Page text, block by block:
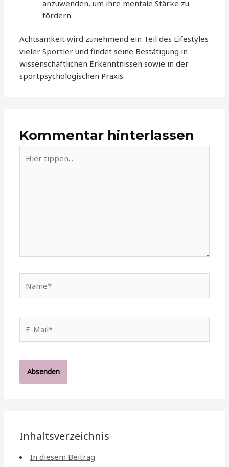
anzuwenden, um ihre mentale Stärke zu
fördern.
Achtsamkeit wird zunehmend ein Teil des Lifestyles
vieler Sportler und findet seine Bestätigung in
wissenschaftlichen Erkenntnissen sowie in der
sportpsychologischen Praxis.
Kommentar hinterlassen
tippen...
Mail*
Inhaltsverzeichnis
In diesem Beitrag